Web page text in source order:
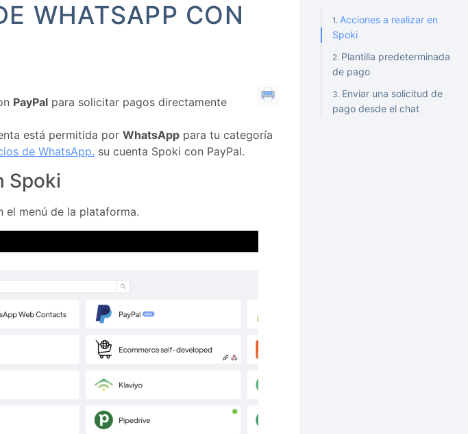
WHATSAPP CON
PayPalpara solicitar pagos directamente
está permitida por WhatsApppara tu categoría
de WhatsApp. su cuenta Spoki con PayPal.
Spoki
el menú de la plataforma.
Acciones a realizar en
Spoki
Plantilla predeterminada
de pago
Enviar una solicitud de
pago desde el chat